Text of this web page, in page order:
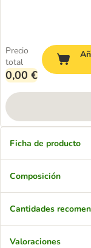
Precio
total
0,00 €
Ficha de producto
Composición
Cantidades
Valoraciones